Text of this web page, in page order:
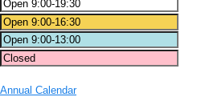
Annual Calendar